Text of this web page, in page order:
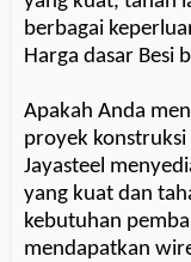
berbagai
Harga dasar Besi
Apakah Anda
proyek konstruksi
Jayasteel
yang kuat dan
kebutuhan
mendapatkan